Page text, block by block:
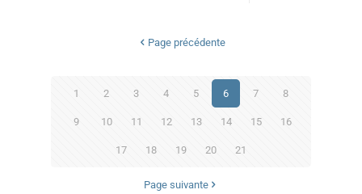
Page précédente
1 2 3 4 5 6 7 8
9 10 11 12 13 14 15 16
17 18 19 20 21
Page suivante